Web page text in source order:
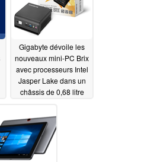
Gigabyte dévoile les
nouveaux mini-PC Brix
avec processeurs Intel
Jasper Lake dans un
châssis de 0,68 litre